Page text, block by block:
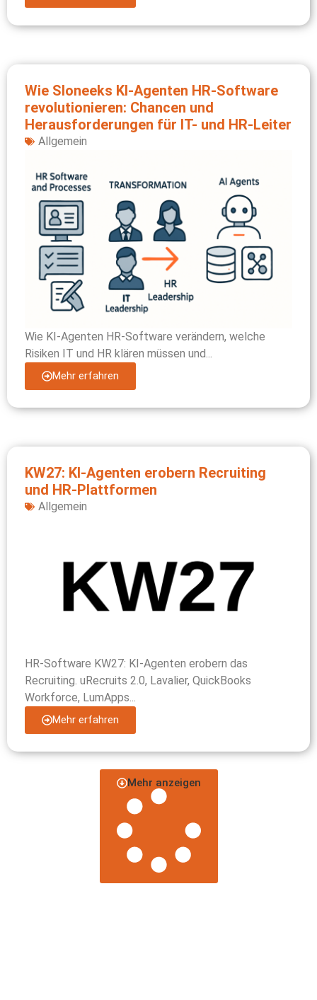
Wie Sloneeks KI-Agenten HR-Software
revolutionieren: Chancen und
Herausforderungen für IT- und HR-Leiter
Allgemein
Wie KI-Agenten HR-Software verändern, welche
Risiken IT und HR klären müssen und...
Mehr erfahren
KW27: KI-Agenten erobern Recruiting
und HR-Plattformen
Allgemein
HR-Software KW27: KI-Agenten erobern das
Recruiting. uRecruits 2.0, Lavalier, QuickBooks
Workforce, LumApps...
Mehr erfahren
Mehr anzeigen